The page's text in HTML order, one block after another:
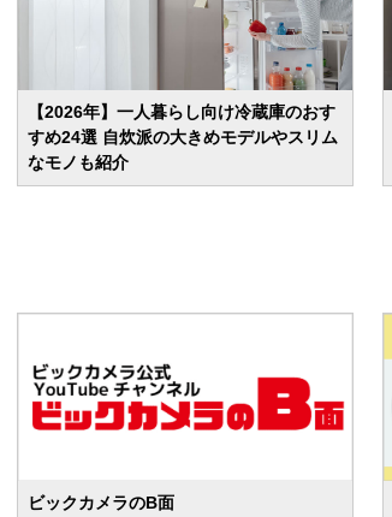
【2026年】一人暮らし向け冷蔵庫のおす
すめ24選 自炊派の大きめモデルやスリム
なモノも紹介
ビックカメラのB面